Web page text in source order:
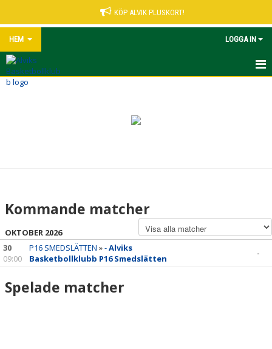
KÖP ALVIK PLUSKORT!
HEM LOGGA IN
START
KONTAKT
Kommande matcher
OKTOBER 2026
30
09:00
P16 SMEDSLÄTTEN »-Alviks
Basketbollklubb P16 Smedslätten
-
Spelade matcher